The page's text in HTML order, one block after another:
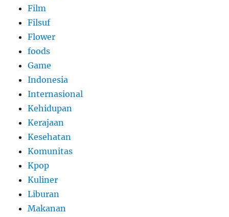
Film
Filsuf
Flower
foods
Game
Indonesia
Internasional
Kehidupan
Kerajaan
Kesehatan
Komunitas
Kpop
Kuliner
Liburan
Makanan